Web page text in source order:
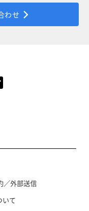
わせ
／外部送信
いて